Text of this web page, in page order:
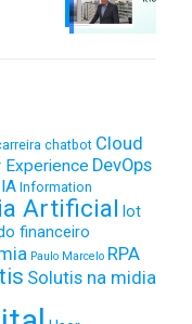
chatbot Cloud
Experience DevOps
IA Information
Artificial Iot
financeiro
Paulo Marcelo RPA
Solutis na midia